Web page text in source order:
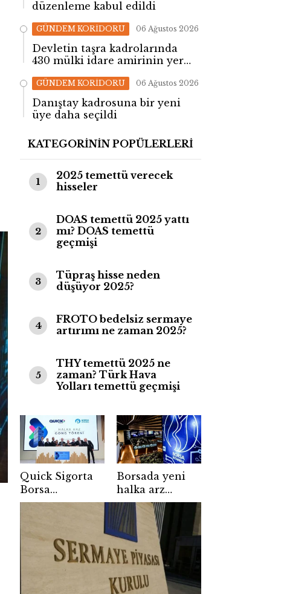
düzenleme kabul edildi
GÜNDEM KORİDORU 06 Ağustos 2026
Devletin taşra kadrolarında
430 mülki idare amirinin yeri
GÜNDEM KORİDORU 06 Ağustos 2026
Danıştay kadrosuna bir yeni
üye daha seçildi
KATEGORİNİN POPÜLERLERİ
1
2025 temettü verecek
hisseler
2
DOAS temettü 2025 yattı
mı? DOAS temettü
geçmişi
3
Tüpraş hisse neden
düşüyor 2025?
4
FROTO bedelsiz sermaye
artırımı ne zaman 2025?
5
THY temettü 2025 ne
zaman? Türk Hava
Yolları temettü geçmişi
Quick Sigorta
Borsa
İstanbul’da
Borsada yeni
halka arz
dalgası: 4 şirket
için düğmeye
basıldı